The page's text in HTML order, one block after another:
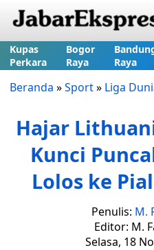
Kupas
Perkara
Bogor
Raya
Raya
Beranda »Sport» Liga
Hajar
Kunci
Lolos ke
Penulis: M.
Editor: M.
Selasa, 18